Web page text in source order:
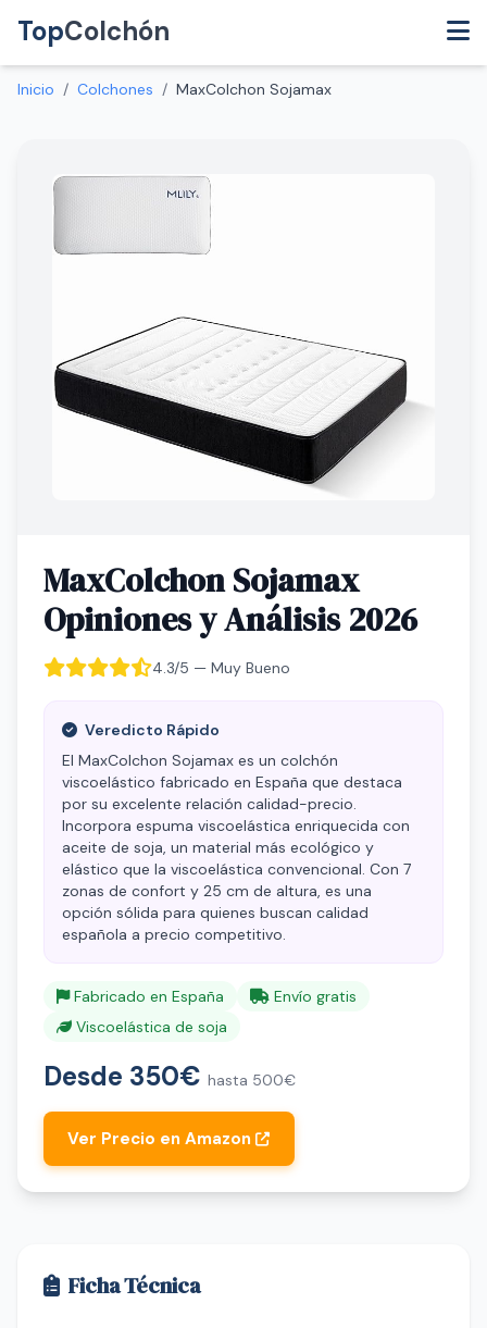
TopColchón
Inicio / Colchones / MaxColchon Sojamax
MaxColchon Sojamax
Opiniones y Análisis 2026
4.3/5 — Muy Bueno
Veredicto Rápido
El MaxColchon Sojamax es un colchón
viscoelástico fabricado en España que destaca
por su excelente relación calidad-precio.
Incorpora espuma viscoelástica enriquecida con
aceite de soja, un material más ecológico y
elástico que la viscoelástica convencional. Con 7
zonas de confort y 25 cm de altura, es una
opción sólida para quienes buscan calidad
española a precio competitivo.
Fabricado en España
Envío gratis
Viscoelástica de soja
Desde 350€ hasta 500€
Ver Precio en Amazon
Ficha Técnica